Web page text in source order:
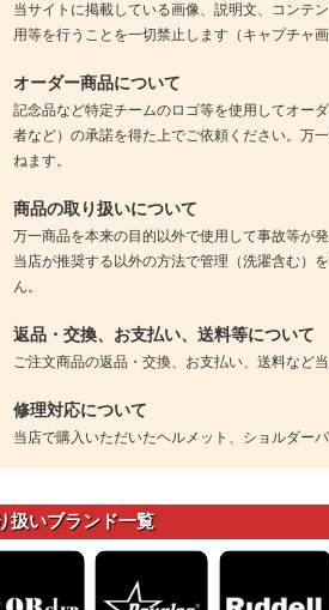
当サイトに掲載している画像、説明文、コンテ
用等を行うことを一切禁止します（キャプチャ画
オーダー商品について
記念品など特定チームのロゴ等を使用してオー
者など）の承諾を得た上でご依頼ください。万
ねます。
商品の取り扱いについて
万一商品を本来の目的以外で使用して事故等が
当店が推奨する以外の方法で管理（洗濯含む）
ん。
返品・交換、お支払い、送料等について
ご注文商品の返品・交換、お支払い、送料など
修理対応について
当店で購入いただいたヘルメット、ショルダー
扱いブランド一覧